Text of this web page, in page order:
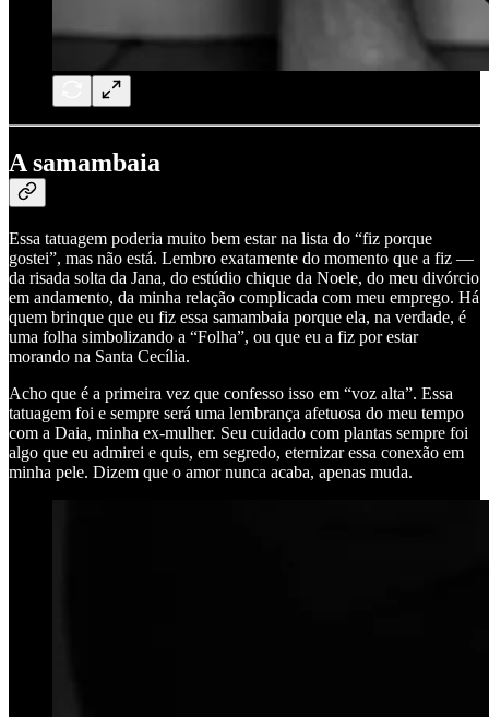
A samambaia
Essa tatuagem poderia muito bem estar na lista do “fiz porque
gostei”, mas não está. Lembro exatamente do momento que a fiz —
da risada solta da Jana, do estúdio chique da Noele, do meu divórcio
em andamento, da minha relação complicada com meu emprego. Há
quem brinque que eu fiz essa samambaia porque ela, na verdade, é
uma folha simbolizando a “Folha”, ou que eu a fiz por estar
morando na Santa Cecília.
Acho que é a primeira vez que confesso isso em “voz alta”. Essa
tatuagem foi e sempre será uma lembrança afetuosa do meu tempo
com a Daia, minha ex-mulher. Seu cuidado com plantas sempre foi
algo que eu admirei e quis, em segredo, eternizar essa conexão em
minha pele. Dizem que o amor nunca acaba, apenas muda.